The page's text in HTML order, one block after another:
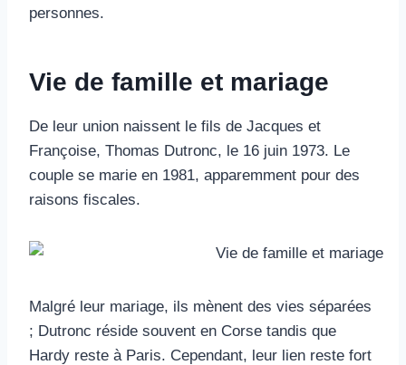
personnes.
Vie de famille et mariage
De leur union naissent le fils de Jacques et
Françoise, Thomas Dutronc, le 16 juin 1973. Le
couple se marie en 1981, apparemment pour des
raisons fiscales.
Malgré leur mariage, ils mènent des vies séparées
; Dutronc réside souvent en Corse tandis que
Hardy reste à Paris. Cependant, leur lien reste fort